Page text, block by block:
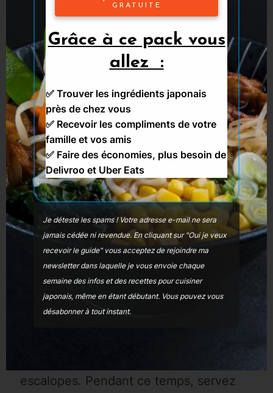
poulet panées 3 à 4 minutes de chaque
côté.
Une fois les escalopes cuitent, les
escalopes. Pendant ce temps, servez
GRATUITE
Grâce à ce pack vous
allez :
✅ Trouver les ingrédients japonais
près de chez vous
✅ Recevoir les compliments de votre
famille et vos amis
✅ Faire des économies, plus besoin de
Delivroo et Uber Eats
Je déteste les spams ! Votre adresse e-mail ne sera
jamais cédée ni revendue.En cliquant sur "Oui je veux
recevoir le guide" vous acceptez de rejoindre ma
newsletter dans laquelle je vous envoie chaque
semaine des infos et des recettes pour cuisiner
japonais, même en étant débutant. Vous pouvez vous
désabonner à tout instant.